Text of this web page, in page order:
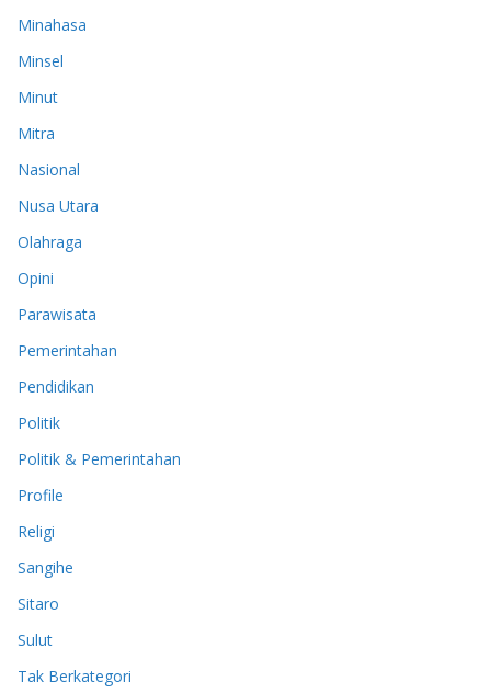
Minahasa
Minsel
Minut
Mitra
Nasional
Nusa Utara
Olahraga
Opini
Parawisata
Pemerintahan
Pendidikan
Politik
Politik & Pemerintahan
Profile
Religi
Sangihe
Sitaro
Sulut
Tak Berkategori